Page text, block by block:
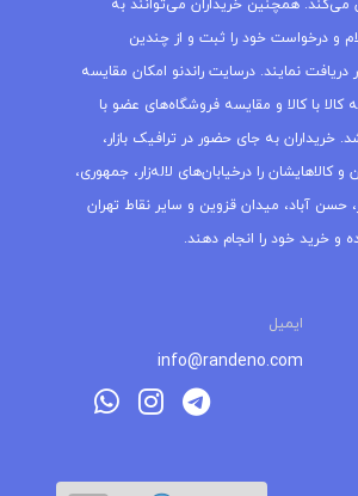
همچنین خریداران می‌توانند به
و درخواست خود را ثبت و از چندین
نمایند. درسایت راندنو امکان مقایسه
کالا با کالا و مقایسه فروشگاه‌های عضو با
خریداران به جای حضور در ترافیک بازار،
کالاهایشان را درخیابان‌های لاله‌زار، جمهوری،
حسن آباد، میدان قزوین و سایر نقاط تهران
و خرید خود را انجام دهند.
ایمیل
info@randeno.com